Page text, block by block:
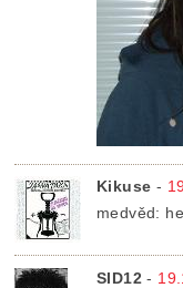
Kikuse -
medvěd:
SID12 -